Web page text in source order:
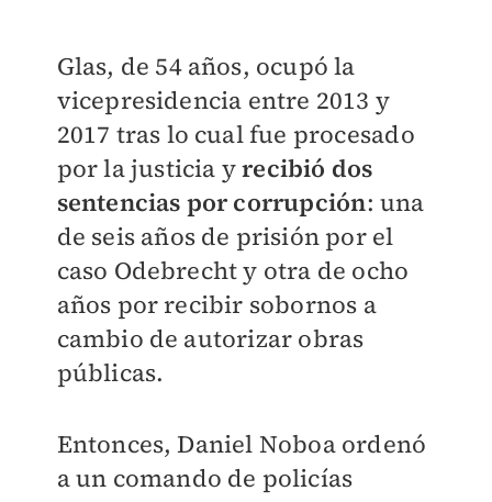
Glas, de 54 años, ocupó la
vicepresidencia entre 2013 y
2017 tras lo cual fue procesado
por la justicia yrecibió dos
sentencias por corrupción: una
de seis años de prisión por el
caso Odebrecht y otra de ocho
años por recibir sobornos a
cambio de autorizar obras
públicas.
Entonces, Daniel Noboa ordenó
a un comando de policías